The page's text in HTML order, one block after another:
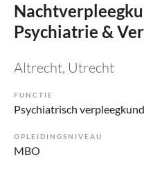
Psychiatrie &
Altrecht, Utrecht
FUNCTIE
OPLEIDINGSNIVEAU
MBO